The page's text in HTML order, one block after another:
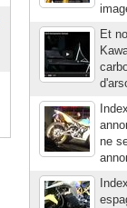
Et
ne